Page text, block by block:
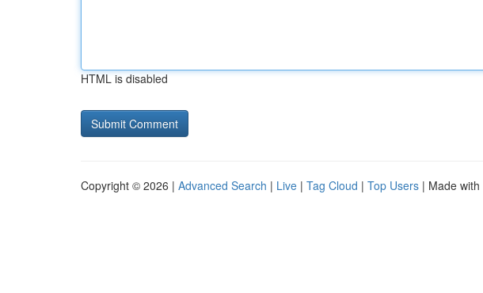
HTML is disabled
Copyright © 2026 | Advanced Search | Live | Tag Cloud | Top Users | Made with